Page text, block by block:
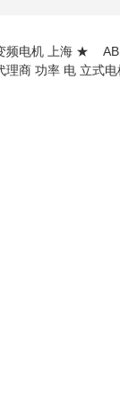
频电机 上海 ★
理商 功率 电 立